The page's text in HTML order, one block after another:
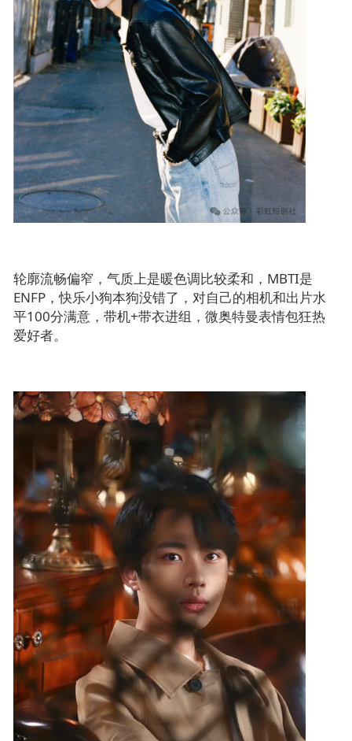
轮廓流畅偏窄，气质上是暖色调比较柔和， MBTI是
ENFP，快乐小狗本狗没错了，对自己的相机和出片水
平100分满意，带机+带衣进组，微奥特曼表情包狂热
爱好者。